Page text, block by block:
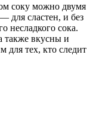
соку можно двумя
для сластен, и без
несладкого сока.
также вкусны и
для тех, кто следит